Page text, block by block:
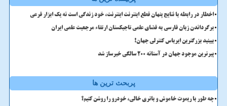
اخطار در رابطه با نتایج پنهان قطع اینترنت اینترنت، خود زندگی است نه یک ابزار فرعی
برگرداندن زبان فارسی به فضای علمی تاجیکستان ارتقاء مرجعیت علمی ایران
ببینید بزرگترین ایرباس کنترلی جهان!
پیرترین موجود جهان در آستانه ۲۰۰ سالگی خبرساز شد
پربحث ترین ها
چه طور با ریموت خاموش و باتری خالی، خودرو را روشن کنیم؟